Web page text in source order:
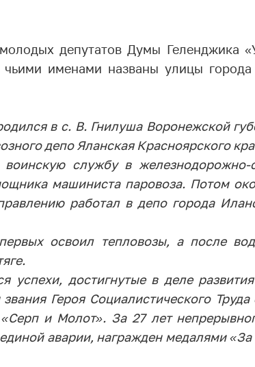
депутатов Думы Геленджика
чьими именами названы улицы
в с. В. Гнилуша Воронежской
депо Яланская Красноярского
службу в железнодорожно-
машиниста паровоза. Потом
работал в депо города
освоил тепловозы, а после
успехи, достигнутые в деле
Героя Социалистического
и Молот». За 27 лет
аварии, награжден медалями «За